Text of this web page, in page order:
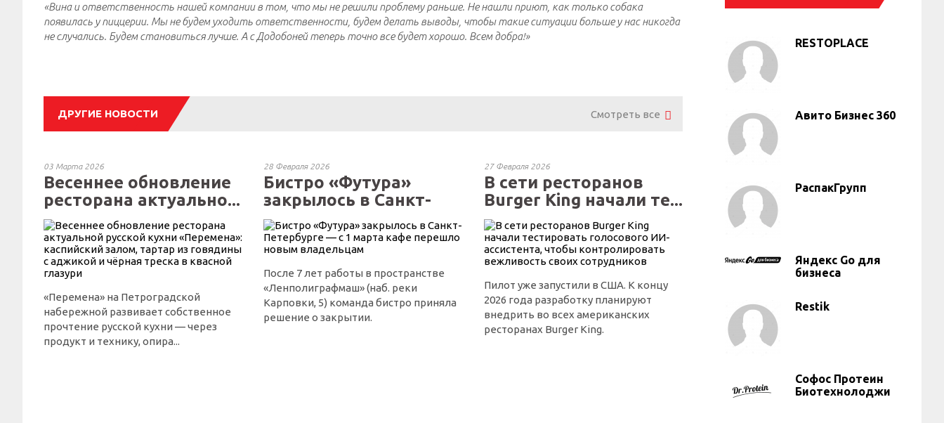
«Вина и ответственность нашей компании в том, что мы не решили проблему раньше. Не нашли приют, как только собака
появилась у пиццерии. Мы не будем уходить ответственности, будем делать выводы, чтобы такие ситуации больше у нас никогда
не случались. Будем становиться лучше. А с Додобоней теперь точно все будет хорошо. Всем добра!»
ДРУГИЕ НОВОСТИ Смотреть все
03 Марта 2026
Весеннее обновление
ресторана актуально...
«Перемена» на Петроградской
набережной развивает собственное
прочтение русской кухни — через
продукт и технику, опира...
28 Февраля 2026
Бистро «Футура»
закрылось в Санкт-
Петер...
После 7 лет работы в пространстве
«Ленполиграфмаш» (наб. реки
Карповки, 5) команда бистро приняла
решение о закрытии.
27 Февраля 2026
В сети ресторанов
Burger King начали те...
Пилот уже запустили в США. К концу
2026 года разработку планируют
внедрить во всех американских
ресторанах Burger King.
RESTOPLACE
Авито Бизнес 360
РаспакГрупп
Яндекс Go для
бизнеса
Restik
Софос Протеин
Биотехнолоджи